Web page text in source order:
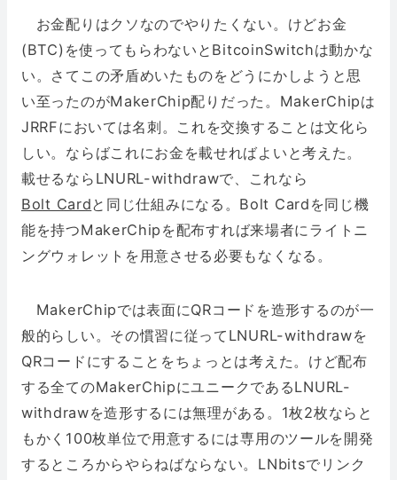
お金配りはクソなのでやりたくない。けどお金
(BTC)を使ってもらわないとBitcoinSwitchは動かな
い。さてこの矛盾めいたものをどうにかしようと思
い至ったのがMakerChip配りだった。MakerChipは
JRRFにおいては名刺。これを交換することは文化ら
しい。ならばこれにお金を載せればよいと考えた。
載せるならLNURL-withdrawで、これなら
Bolt Cardと同じ仕組みになる。Bolt Cardを同じ機
能を持つMakerChipを配布すれば来場者にライトニ
ングウォレットを用意させる必要もなくなる。
MakerChipでは表面にQRコードを造形するのが一
般的らしい。その慣習に従ってLNURL-withdrawを
QRコードにすることをちょっとは考えた。けど配布
する全てのMakerChipにユニークであるLNURL-
withdrawを造形するには無理がある。1枚2枚ならと
もかく100枚単位で用意するには専用のツールを開発
するところからやらねばならない。LNbitsでリンク